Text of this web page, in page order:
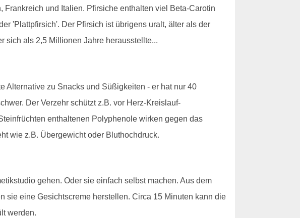
und Italien. Pfirsiche enthalten viel Beta-Carotin
'Plattpfirsich'. Der Pfirsich ist übrigens uralt, älter als der
sich als 2,5 Millionen Jahre herausstellte...
Alternative zu Snacks und Süßigkeiten - er hat nur 40
Der Verzehr schützt z.B. vor Herz-Kreislauf-
enthaltenen Polyphenole wirken gegen das
wie z.B. Übergewicht oder Bluthochdruck.
gehen. Oder sie einfach selbst machen. Aus dem
sie eine Gesichtscreme herstellen. Circa 15 Minuten kann die
werden.